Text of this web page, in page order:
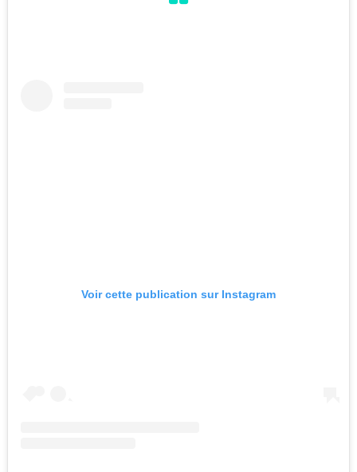
Voir cette publication sur Instagram